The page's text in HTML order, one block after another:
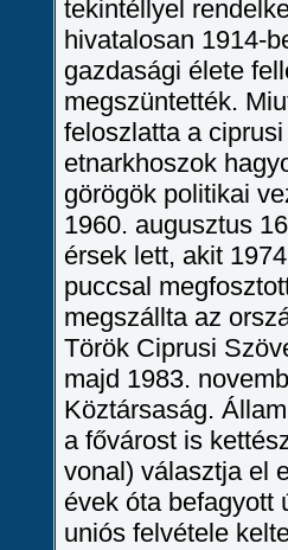
tekintéllyel
hivatalosan 1914-
gazdasági élete
megszüntették.
feloszlatta a
etnarkhoszok
görögök politikai
1960. augusztus
érsek lett, akit
puccsal
megszállta az
Török Ciprusi
majd 1983.
Köztársaság.
a fővárost is
vonal) választja el
évek óta befagyott
uniós felvétele